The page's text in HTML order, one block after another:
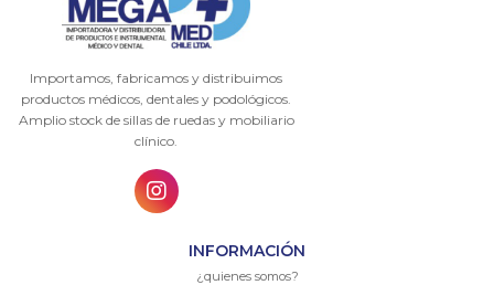
Importamos, fabricamos y distribuimos
productos médicos, dentales y podológicos.
Amplio stock de sillas de ruedas y mobiliario
clínico.
INFORMACIÓN
¿quienes somos?